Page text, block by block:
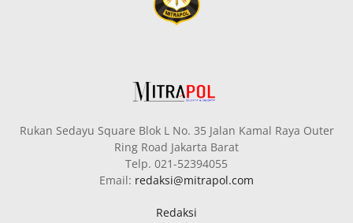
Rukan Sedayu Square Blok L No. 35 Jalan Kamal Raya Outer
Ring Road Jakarta Barat
Telp. 021-52394055
Email: redaksi@mitrapol.com
Redaksi